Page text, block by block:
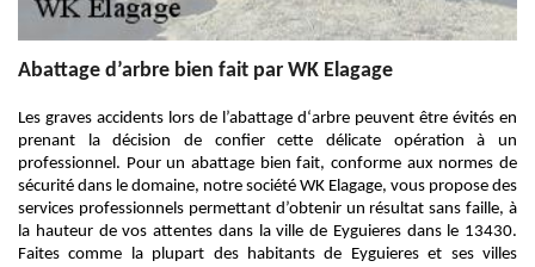
Abattage d’arbre bien fait par WK Elagage
Les graves accidents lors de l’abattage d‘arbre peuvent être évités en
prenant la décision de confier cette délicate opération à un
professionnel. Pour un abattage bien fait, conforme aux normes de
sécurité dans le domaine, notre société WK Elagage, vous propose des
services professionnels permettant d’obtenir un résultat sans faille, à
la hauteur de vos attentes dans la ville de Eyguieres dans le 13430.
Faites comme la plupart des habitants de Eyguieres et ses villes